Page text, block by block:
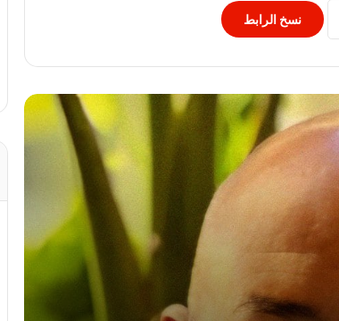
نسخ الرابط
بكورسيكا
الصحف العالمية: صدام ترامب وهيجسيث
بسبب الذخائر.. وقلق بالكونجرس من
شراكة أقوى مع إسرائيل..
لبنان: إصابة 8 أشحاص فى غارة إسرائيلية
على بلدة برج الشمالي
لغز اختفاء مجتبى خامنئي يحير الولايات
المتحدة.. خبير: إما مات أو أصبح عاجزا